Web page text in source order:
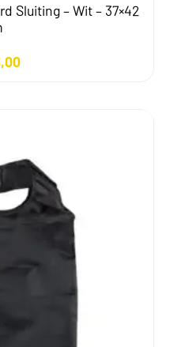
Sluiting – Wit – 37×42